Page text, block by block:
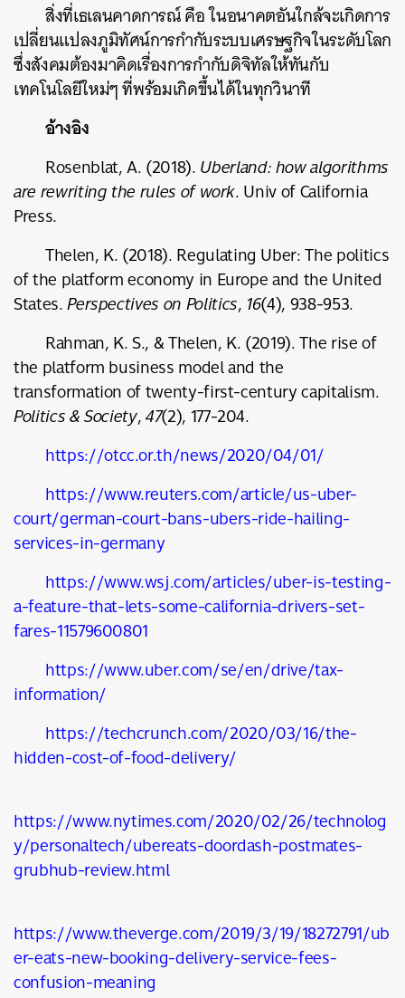
สิ่งที่เธเลนคาดการณ์คือในอนาคตอันใกล้จะเกิดการ
เปลี่ยนแปลงภูมิทัศน์การกำกับระบบเศรษฐกิจในระดับโลก
ซึ่งสังคมต้องมาคิดเรื่องการกำกับดิจิทัลให้ทันกับ
เทคโนโลยีใหม่ๆที่พร้อมเกิดขึ้นได้ในทุกวินาที
อ้างอิง
Rosenblat, A. (2018).Uberland: how algorithms
are rewriting the rules of work. Univ of California
Press.
Thelen, K. (2018). Regulating Uber: The politics
of the platform economy in Europe and the United
States.Perspectives on Politics, 16(4), 938-953.
Rahman, K. S., & Thelen, K. (2019). The rise of
the platform business model and the
transformation of twenty-first-century capitalism.
Politics & Society,47(2), 177-204.
https://otcc.or.th/news/2020/04/01/
https://www.reuters.com/article/us-uber-
court/german-court-bans-ubers-ride-hailing-
services-in-germany
https://www.wsj.com/articles/uber-is-testing-
a-feature-that-lets-some-california-drivers-set-
fares-11579600801
https://www.uber.com/se/en/drive/tax-
information/
https://techcrunch.com/2020/03/16/the-
hidden-cost-of-food-delivery/
https://www.nytimes.com/2020/02/26/technolog
y/personaltech/ubereats-doordash-postmates-
grubhub-review.html
https://www.theverge.com/2019/3/19/18272791/ub
er-eats-new-booking-delivery-service-fees-
confusion-meaning